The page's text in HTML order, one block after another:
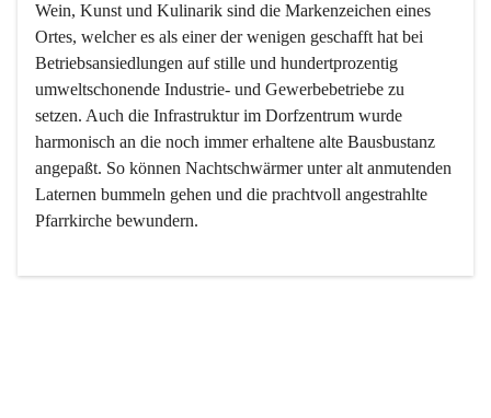
Wein, Kunst und Kulinarik sind die Markenzeichen eines
Ortes, welcher es als einer der wenigen geschafft hat bei
Betriebsansiedlungen auf stille und hundertprozentig
umweltschonende Industrie- und Gewerbebetriebe zu
setzen. Auch die Infrastruktur im Dorfzentrum wurde
harmonisch an die noch immer erhaltene alte Bausbustanz
angepaßt. So können Nachtschwärmer unter alt anmutenden
Laternen bummeln gehen und die prachtvoll angestrahlte
Pfarrkirche bewundern.
Der Weinbau dominert heute nicht mehr, ist aber integrativer